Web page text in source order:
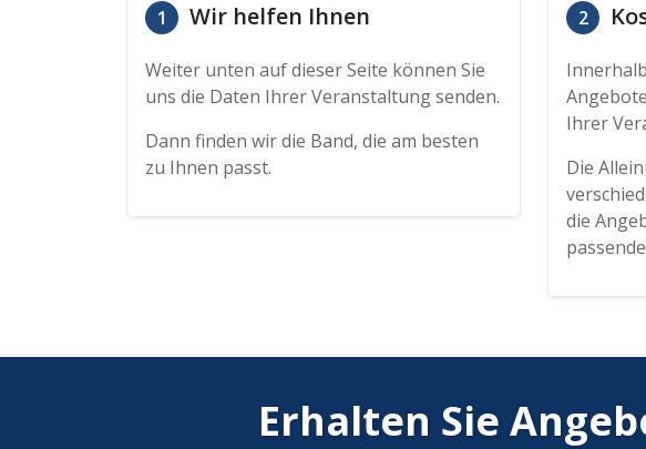
1 Wir helfen Ihnen
Weiter unten auf dieser Seite können Sie
uns die Daten Ihrer Veranstaltung senden.
Dann finden wir die Band, die am besten
zu Ihnen passt.
2
Ihrer
Die
die
Erhalten Sie